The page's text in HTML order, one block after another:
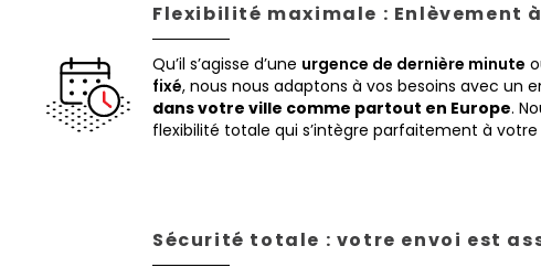
Flexibilité maximale : Enlèvement
Qu’il s’agisse d’une urgence de dernière minute
fixé, nous nous adaptons à vos besoins avec un
dans votre ville comme partout en Europe.
flexibilité totale qui s’intègre parfaitement à
Sécurité totale : votre envoi est